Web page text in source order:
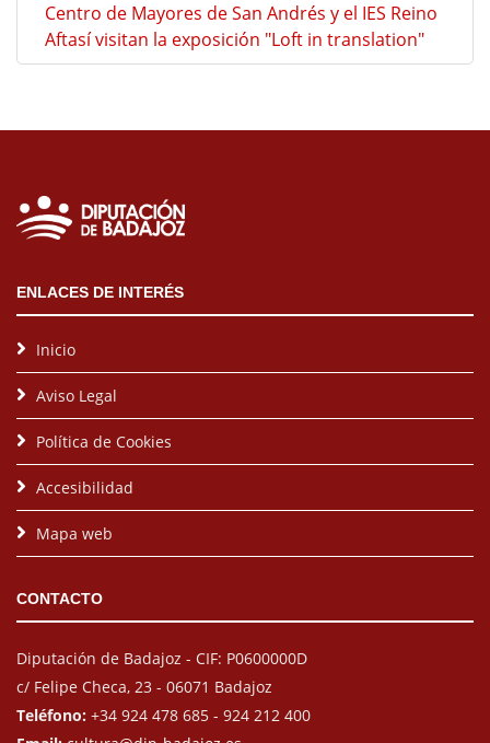
Centro de Mayores de San Andrés y el IES Reino
Aftasí visitan la exposición "Loft in translation"
ENLACES DE INTERÉS
Inicio
Aviso Legal
Política de Cookies
Accesibilidad
Mapa web
CONTACTO
Diputación de Badajoz - CIF: P0600000D
c/ Felipe Checa, 23 - 06071 Badajoz
Teléfono: +34 924 478 685 - 924 212 400